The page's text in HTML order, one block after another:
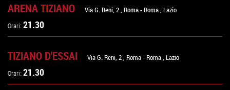
ARENA TIZIANO Via G. Reni, 2, Roma-Roma, Lazio
Orari: 21.30
TIZIANO D'ESSAI Via G. Reni, 2, Roma-Roma, Lazio
Orari: 21.30